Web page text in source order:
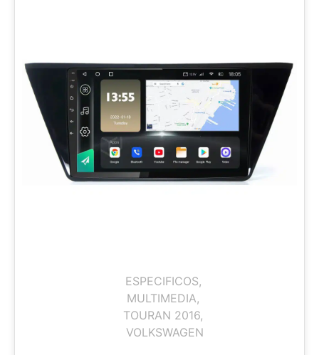
ESPECIFICOS,
MULTIMEDIA,
TOURAN 2016,
VOLKSWAGEN